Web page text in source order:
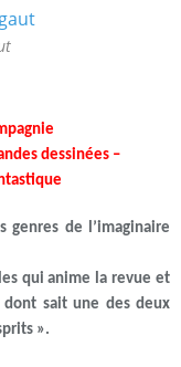
dessinées –
genres de l’imaginaire
qui anime la revue et
dont sait une des deux
».